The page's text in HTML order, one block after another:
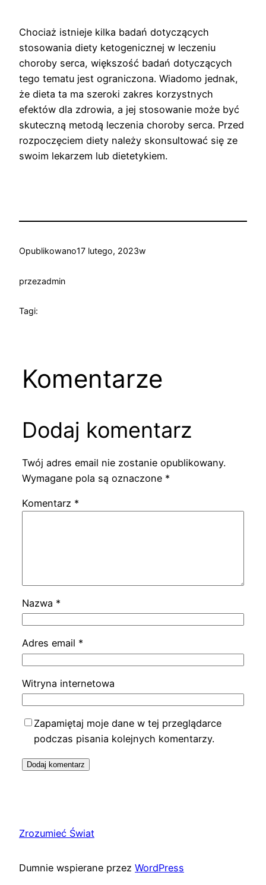
Chociaż istnieje kilka badań dotyczących
stosowania diety ketogenicznej w leczeniu
choroby serca, większość badań dotyczących
tego tematu jest ograniczona. Wiadomo jednak,
że dieta ta ma szeroki zakres korzystnych
efektów dla zdrowia, a jej stosowanie może być
skuteczną metodą leczenia choroby serca. Przed
rozpoczęciem diety należy skonsultować się ze
swoim lekarzem lub dietetykiem.
Opublikowano17 lutego, 2023w
przezadmin
Tagi:
Komentarze
Dodaj komentarz
Twój adres email nie zostanie opublikowany.
Wymagane pola są oznaczone *
Komentarz *
Nazwa *
Adres email *
Witryna internetowa
Zapamiętaj moje dane w tej przeglądarce
podczas pisania kolejnych komentarzy.
Zrozumieć Świat
Dumnie wspierane przez WordPress